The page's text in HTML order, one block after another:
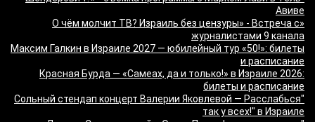
Авиве
«О чём молчит ТВ? Израиль без цензуры» - Встреча с
журналистами 9 канала
Максим Галкин в Израиле 2027 — юбилейный тур «50!»: билеты
и расписание
Красная Бурда — «Самеах, да и только!» в Израиле 2026:
билеты и расписание
"Сольный стендап концерт Валерии Яковлевой — Расслабься
так у всех!" в Израиле